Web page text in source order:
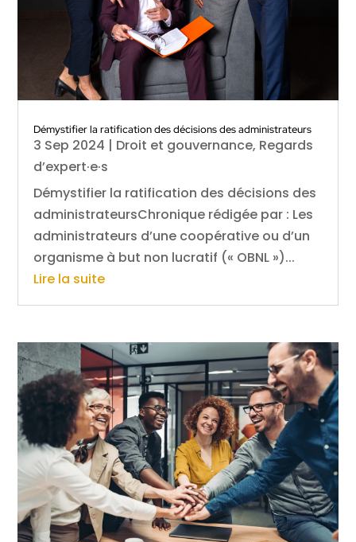
Démystifier la ratification des décisions des administrateurs
3 Sep 2024 | Droit et gouvernance, Regards
d’expert·e·s
Démystifier la ratification des décisions des
administrateursChronique rédigée par : Les
administrateurs d’une coopérative ou d’un
organisme à but non lucratif (« OBNL »)...
Lire la suite